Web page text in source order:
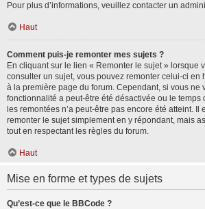
Pour plus d’informations, veuillez contacter un
Haut
Comment puis-je remonter mes sujets ?
En cliquant sur le lien « Remonter le sujet » lorsque
consulter un sujet, vous pouvez remonter celui-ci en
à la première page du forum. Cependant, si vous ne
fonctionnalité a peut-être été désactivée ou le temps
les remontées n’a peut-être pas encore été atteint.
remonter le sujet simplement en y répondant, mais
tout en respectant les règles du forum.
Haut
Mise en forme et types de sujets
Qu’est-ce que le BBCode ?